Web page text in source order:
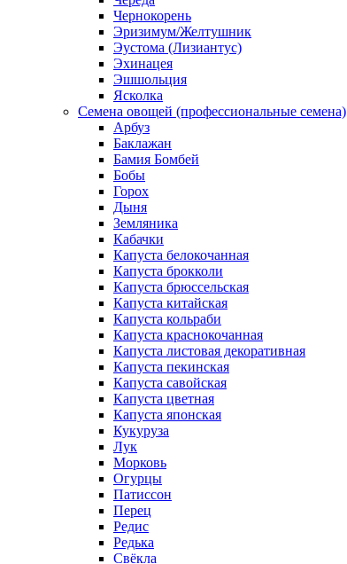
Чернокорень
Эризимум/Желтушник
Эустома (Лизиантус)
Эхинацея
Эшшольция
Ясколка
Семена овощей (профессиональные семена)
Арбуз
Баклажан
Бамия Бомбей
Бобы
Горох
Дыня
Земляника
Кабачки
Капуста белокочанная
Капуста брокколи
Капуста брюссельская
Капуста китайская
Капуста кольраби
Капуста краснокочанная
Капуста листовая декоративная
Капуста пекинская
Капуста савойская
Капуста цветная
Капуста японская
Кукуруза
Лук
Морковь
Огурцы
Патиссон
Перец
Редис
Редька
Свёкла